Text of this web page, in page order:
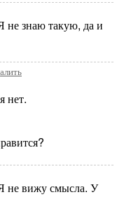
не знаю такую, да и
нет.
не вижу смысла. У